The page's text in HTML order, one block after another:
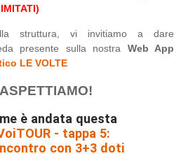
struttura, vi invitiamo a dare
presente sulla nostra Web App
LE VOLTE
è andata questa
- tappa 5:
con 3+3 doti